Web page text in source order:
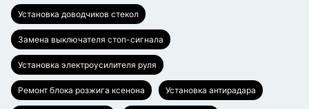
Установка доводчиков стекол
Замена выключателя стоп-сигнала
Установка электроусилителя руля
Ремонт блока розжига ксенона Установка антирадара